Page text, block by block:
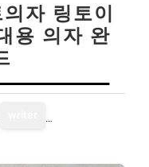
자 링토이
용 의자 완